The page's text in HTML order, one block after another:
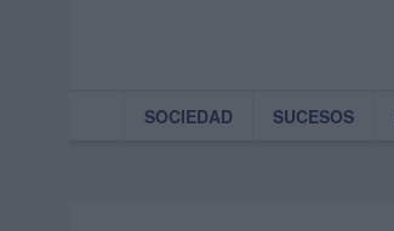
SOCIEDAD SUCESOS